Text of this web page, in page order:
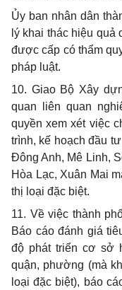
Ủy ban nhân dân
lý khai thác hiệu quả
được cấp có thẩm
pháp luật.
10. Giao Bộ Xây
quan liên quan
quyền xem xét việc
trình, kế hoạch đầu
Đông Anh, Mê Linh,
Hòa Lạc, Xuân Mai
thị loại đặc biệt.
11. Về việc thành
Báo cáo đánh giá
độ phát triển cơ sở
quận, phường (mà
loại đặc biệt), báo